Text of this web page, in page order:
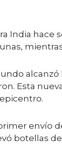
India
Esta
envío
botellas